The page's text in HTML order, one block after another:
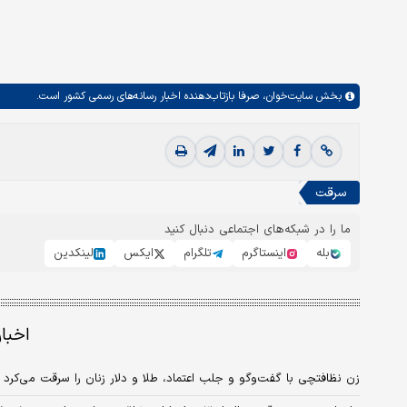
بخش سایت‌خوان، صرفا بازتاب‌دهنده اخبار رسانه‌های رسمی کشور است.
سرقت
ما را در شبکه‌های اجتماعی دنبال کنید
بله
اینستاگرم تلگرام ایکس لینکدین
زن نظافتچی با گفت‌وگو و جلب اعتماد، طلا و دلار زنان را سرقت می‌کرد